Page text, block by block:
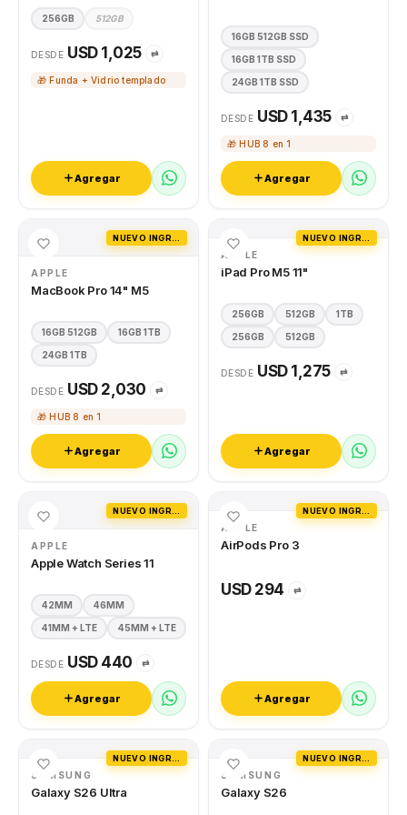
256GB 512GB
DESDE USD 1,025 ⇄
🎁 Funda + Vidrio templado
Agregar
16GB 512GB SSD
16GB 1TB SSD
24GB 1TB SSD
DESDE USD 1,435 ⇄
🎁 HUB 8 en 1
Agregar
APPLE
MacBook Pro 14" M5
16GB 512GB 16GB 1TB
24GB 1TB
DESDE USD 2,030 ⇄
🎁 HUB 8 en 1
Agregar
APPLE
iPad Pro M5 11"
256GB 512GB 1TB
256GB 512GB
DESDE USD 1,275 ⇄
Agregar
APPLE
Apple Watch Series 11
42MM 46MM
41MM + LTE 45MM + LTE
DESDE USD 440 ⇄
Agregar
APPLE
AirPods Pro 3
USD 294 ⇄
Agregar
SAMSUNG
Galaxy S26 Ultra
SAMSUNG
Galaxy S26